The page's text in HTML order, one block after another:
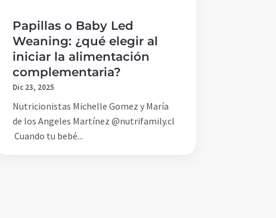
Papillas o Baby Led
Weaning: ¿qué elegir al
iniciar la alimentación
complementaria?
Dic 23, 2025
Nutricionistas Michelle Gomez y María
de los Angeles Martínez @nutrifamily.cl
Cuando tu bebé...